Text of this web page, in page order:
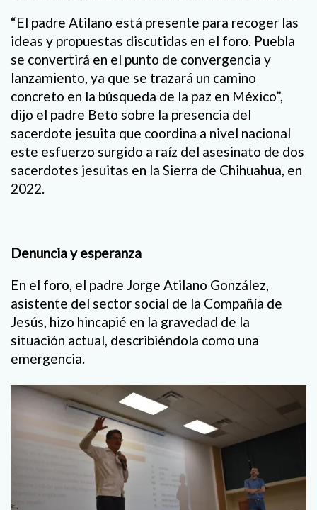
“El padre Atilano está presente para recoger las
ideas y propuestas discutidas en el foro. Puebla
se convertirá en el punto de convergencia y
lanzamiento, ya que se trazará un camino
concreto en la búsqueda de la paz en México”,
dijo el padre Beto sobre la presencia del
sacerdote jesuita que coordina a nivel nacional
este esfuerzo surgido a raíz del asesinato de dos
sacerdotes jesuitas en la Sierra de Chihuahua, en
2022.
Denuncia y esperanza
En el foro, el padre Jorge Atilano González,
asistente del sector social de la Compañía de
Jesús, hizo hincapié en la gravedad de la
situación actual, describiéndola como una
emergencia.